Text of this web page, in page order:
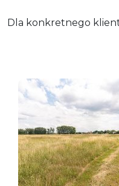
Dla konkretnego